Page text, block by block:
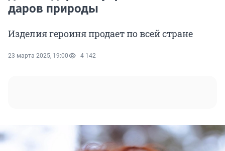
даров природы
Изделия героиня продает по всей стране
23 марта 2025, 19:00 4 142